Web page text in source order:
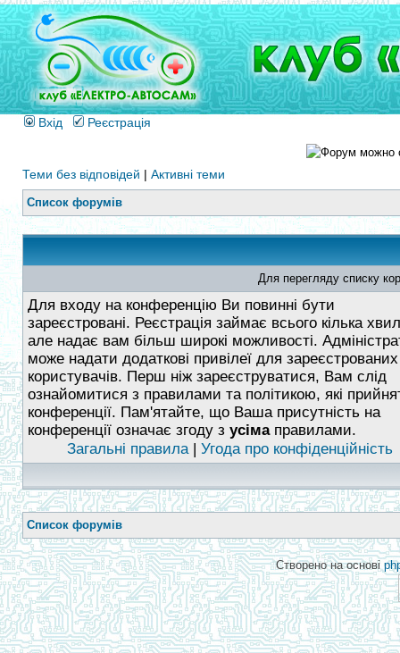
Вхід Реєстрація
Теми без відповідей | Активні теми
Список форумів
Для перегляду списку
Для входу на конференцію Ви повинні бути
зареєстровані. Реєстрація займає всього кілька
але надає вам більш широкі можливості.
може надати додаткові привілеї для зареєстрованих
користувачів. Перш ніж зареєструватися, Вам слід
ознайомитися з правилами та політикою, які
конференції. Пам'ятайте, що Ваша присутність на
конференції означає згоду з усімаправилами.
Загальні правила| Угода про конфіденційність
Список форумів
Створено на основі